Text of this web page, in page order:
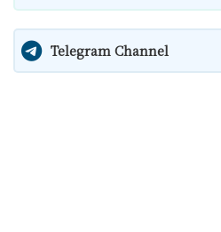
Telegram Channel